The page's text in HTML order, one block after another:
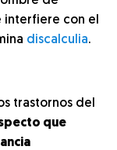
interfiere con el
discalculia.
trastornos del
que